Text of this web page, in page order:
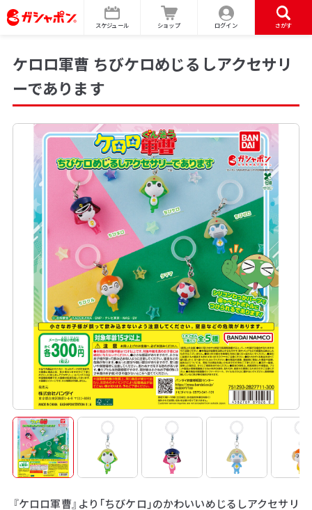
スケジュール ショップ ログイン さがす
ケロロ軍曹 ちびケロめじるしアクセサリ
ーであります
『ケロロ軍曹』より「ちびケロ」のかわいいめじるしアクセサリ